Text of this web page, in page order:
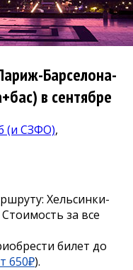
Барселона-
в сентябре
(и СЗФО),
Хельсинки-
за все
билет до
650₽).